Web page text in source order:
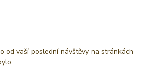
od vaší poslední návštěvy na stránkách